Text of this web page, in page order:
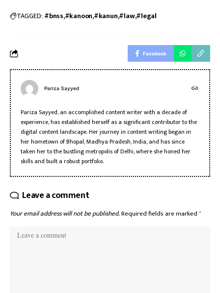
TAGGED: #bnss#kanoon#kanun#law#legal
Facebook
Pariza Sayyed
Pariza Sayyed, an accomplished content writer with a decade of
experience, has established herself as a significant contributor to the
digital content landscape. Her journey in content writing began in
her hometown of Bhopal, Madhya Pradesh, India, and has since
taken her to the bustling metropolis of Delhi, where she honed her
skills and built a robust portfolio.
Leave a comment
Your email address will not be published.Required fields are marked*